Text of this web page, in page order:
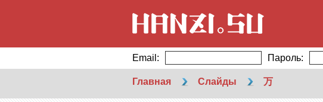
Email: Пароль:
Главная Слайды 万